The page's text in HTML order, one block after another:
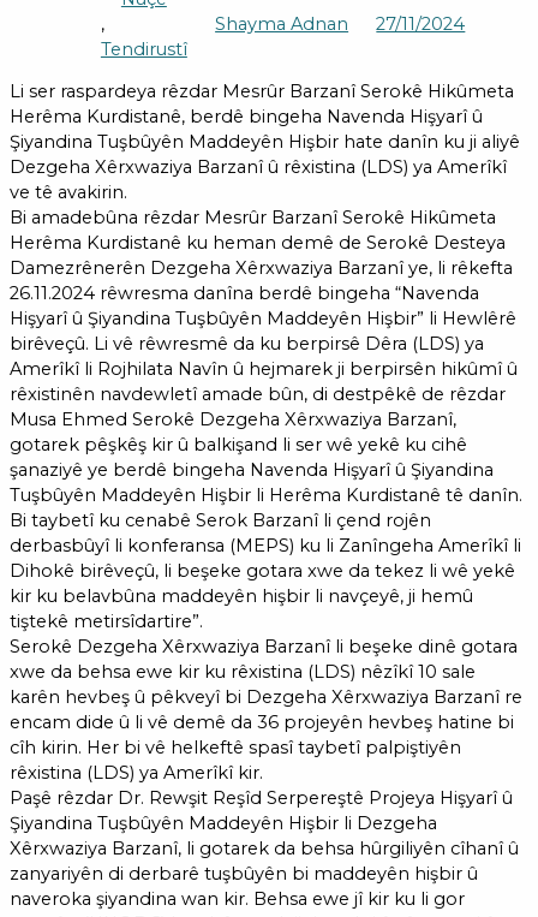
,
Tendirustî
Shayma Adnan 27/11/2024
Li ser raspardeya rêzdar Mesrûr Barzanî Serokê Hikûmeta
Herêma Kurdistanê, berdê bingeha Navenda Hişyarî û
Şiyandina Tuşbûyên Maddeyên Hişbir hate danîn ku ji aliyê
Dezgeha Xêrxwaziya Barzanî û rêxistina (LDS) ya Amerîkî
ve tê avakirin.
Bi amadebûna rêzdar Mesrûr Barzanî Serokê Hikûmeta
Herêma Kurdistanê ku heman demê de Serokê Desteya
Damezrênerên Dezgeha Xêrxwaziya Barzanî ye, li rêkefta
26.11.2024 rêwresma danîna berdê bingeha “Navenda
Hişyarî û Şiyandina Tuşbûyên Maddeyên Hişbir” li Hewlêrê
birêveçû. Li vê rêwresmê da ku berpirsê Dêra (LDS) ya
Amerîkî li Rojhilata Navîn û hejmarek ji berpirsên hikûmî û
rêxistinên navdewletî amade bûn, di destpêkê de rêzdar
Musa Ehmed Serokê Dezgeha Xêrxwaziya Barzanî,
gotarek pêşkêş kir û balkişand li ser wê yekê ku cihê
şanaziyê ye berdê bingeha Navenda Hişyarî û Şiyandina
Tuşbûyên Maddeyên Hişbir li Herêma Kurdistanê tê danîn.
Bi taybetî ku cenabê Serok Barzanî li çend rojên
derbasbûyî li konferansa (MEPS) ku li Zanîngeha Amerîkî li
Dihokê birêveçû, li beşeke gotara xwe da tekez li wê yekê
kir ku belavbûna maddeyên hişbir li navçeyê, ji hemû
tiştekê metirsîdartire”.
Serokê Dezgeha Xêrxwaziya Barzanî li beşeke dinê gotara
xwe da behsa ewe kir ku rêxistina (LDS) nêzîkî 10 sale
karên hevbeş û pêkveyî bi Dezgeha Xêrxwaziya Barzanî re
encam dide û li vê demê da 36 projeyên hevbeş hatine bi
cîh kirin. Her bi vê helkeftê spasî taybetî palpiştiyên
rêxistina (LDS) ya Amerîkî kir.
Paşê rêzdar Dr. Rewşit Reşîd Serpereştê Projeya Hişyarî û
Şiyandina Tuşbûyên Maddeyên Hişbir li Dezgeha
Xêrxwaziya Barzanî, li gotarek da behsa hûrgiliyên cîhanî û
zanyariyên di derbarê tuşbûyên bi maddeyên hişbir û
naveroka şiyandina wan kir. Behsa ewe jî kir ku li gor